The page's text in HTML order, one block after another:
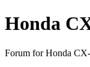
Honda
Forum for Honda